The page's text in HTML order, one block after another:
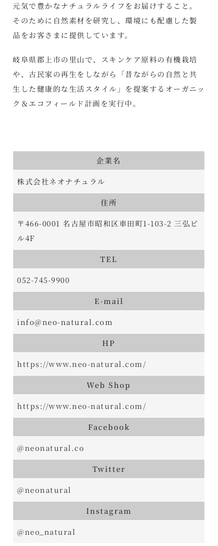
元気で豊かなナチュラルライフをお届けすること。
そのために自然素材を研究し、環境にも配慮した製
品をお客さまに提供しています。
岐阜県郡上市の里山で、スキンケア原料の有機栽培
や、古民家の再生をしながら「昔ながらの自然と共
生した健康的な生活スタイル」を提案するオーガニッ
ク＆エコフィールド計画を実行中。
企業名
株式会社ネオナチュラル
住所
〒466-0001 名古屋市昭和区車田町1-103-2 三弘ビ
ル4F
TEL
052-745-9900
E-mail
info@neo-natural.com
HP
https://www.neo-natural.com/
Web Shop
https://www.neo-natural.com/
Facebook
@neonatural.co
Twitter
@neonatural
Instagram
@neo_natural